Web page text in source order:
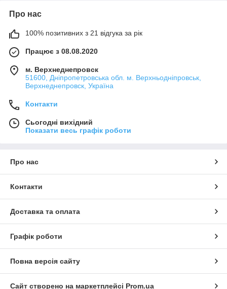
Про нас
100% позитивних з 21 відгука за рік
Працює з 08.08.2020
м. Верхнеднепровск
51600, Дніпропетровська обл. м. Верхньодніпровськ,
Верхнеднепровск, Україна
Контакти
Сьогодні вихідний
Показати весь графік роботи
Про нас
Контакти
Доставка та оплата
Графік роботи
Повна версія сайту
Сайт створено на маркетплейсі Prom.ua